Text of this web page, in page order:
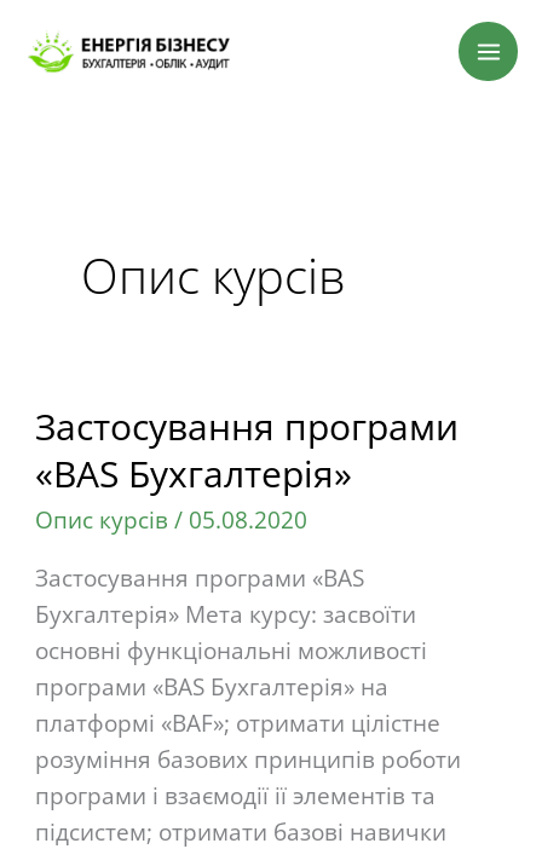
Опис курсів
Застосування програми
«BAS Бухгалтерія»
Опис курсів / 05.08.2020
Застосування програми «BAS
Бухгалтерія» Мета курсу: засвоїти
основні функціональні можливості
програми «BAS Бухгалтерія» на
платформі «BAF»; отримати цілістне
розуміння базових принципів роботи
програми і взаємодії ії элементів та
підсистем; отримати базові навички
Застосування
програми
«BAS
Бухгалтерія»